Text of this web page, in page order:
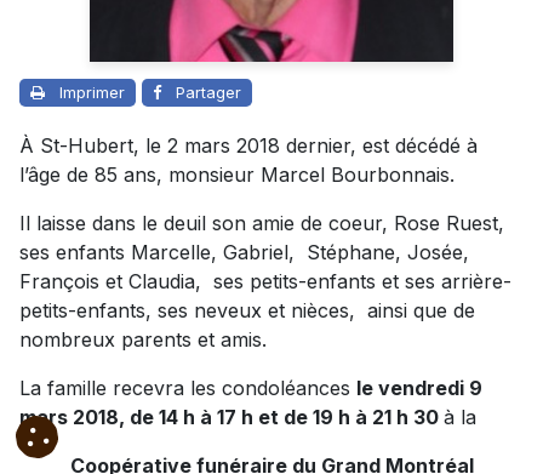
Imprimer Partager
À St-Hubert, le 2 mars 2018 dernier, est décédé à
l’âge de 85 ans, monsieur Marcel Bourbonnais.
Il laisse dans le deuil son amie de coeur, Rose Ruest,
ses enfants Marcelle, Gabriel, Stéphane, Josée,
François et Claudia, ses petits-enfants et ses arrière-
petits-enfants, ses neveux et nièces, ainsi que de
nombreux parents et amis.
La famille recevra les condoléances le vendredi 9
mars 2018, de 14 h à 17 h et de 19 h à 21 h 30 à la
Coopérative funéraire du Grand Montréal